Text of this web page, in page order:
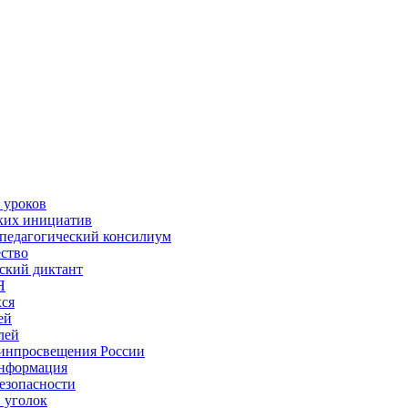
инициатив
консилиум
диктант
России
уголок